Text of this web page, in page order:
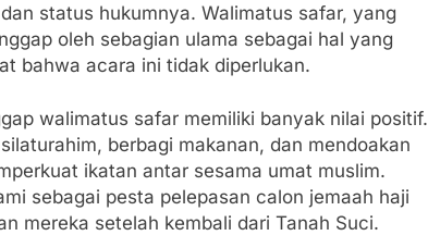
status hukumnya. Walimatus safar, yang
oleh sebagian ulama sebagai hal yang
bahwa acara ini tidak diperlukan.
walimatus safar memiliki banyak nilai positif.
berbagi makanan, dan mendoakan
ikatan antar sesama umat muslim.
sebagai pesta pelepasan calon jemaah haji
mereka setelah kembali dari Tanah Suci.